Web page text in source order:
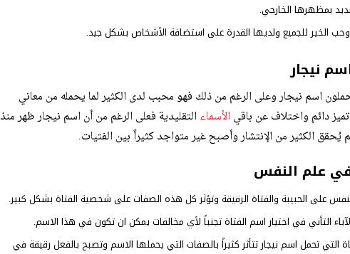
بمظهرها الخارجي.
وحب الخير للجميع ولديها القدرة على استضافة الأشخاص بشكل جيد.
نيجار
اسم نيجار وعلى الرغم من ذلك فهو محبب لدى الكثير لما يحمله من معاني
دائم واختلاف عن باقيالأسماءالتقليدية فعلى الرغم من أن اسم نيجار ظهر منذ
يُحقق الكثير من الإنتشار وأصبح غير متواجد كثيراً بين الفتيات.
علم النفس
على الحبيبة والفتاة الرقيقة وتؤثر كل هذه الصفات على شخصية الفتاة بشكل كبير.
التأني في اختيار اسم الفتاة تجنباً لأي مخالفات يمكن ان تكون في هذا الاسم.
التي تحمل اسم نيجار تتأثر كثيراً بالصفات التي يحملها الاسم وتصبح بالفعل رقيقة في